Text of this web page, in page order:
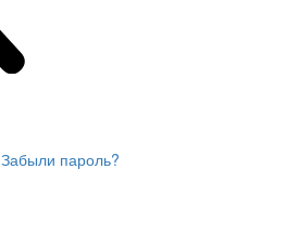
Забыли пароль?